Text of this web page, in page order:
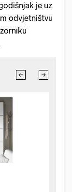
je uz
odvjetništvu